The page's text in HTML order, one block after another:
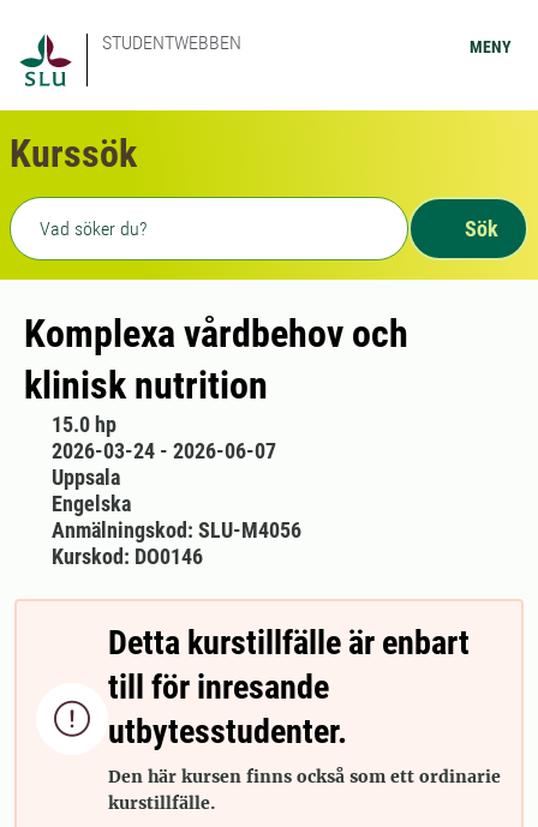
STUDENTWEBBEN MENY
Kurssök
Fritext sökning
Sök
Komplexa vårdbehov och
klinisk nutrition
15.0 hp
2026-03-24 - 2026-06-07
Uppsala
Engelska
Anmälningskod: SLU-M4056
Kurskod: DO0146

Detta kurstillfälle är enbart
till för inresande
utbytesstudenter.
Den här kursen finns också som ett ordinarie
kurstillfälle.